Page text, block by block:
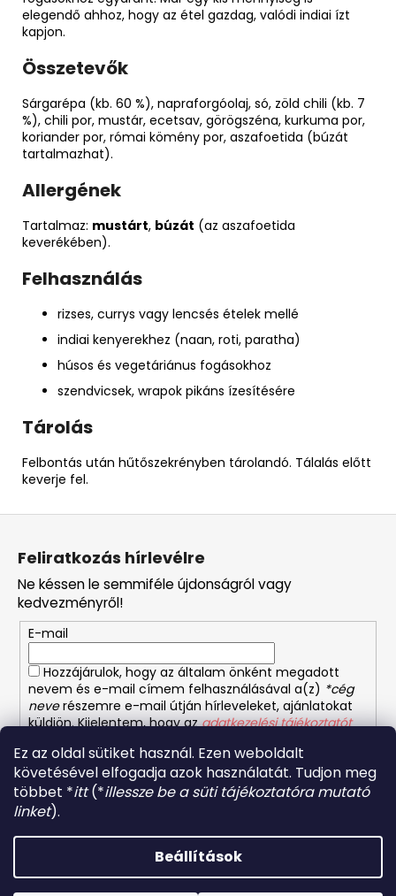
Ez az oldal sütiket használ. Ezen weboldalt
követésével elfogadja azok használatát. Tudjon meg
többet *itt(*illessze be a süti tájékoztatóra mutató
linket).
Beállítások
Forró napokon nem javasoljuk a csomagautomatákba
elegendő ahhoz, hogy az étel gazdag, valódi indiai ízt
kapjon.
Összetevők
Sárgarépa (kb. 60 %), napraforgóolaj, só, zöld chili (kb. 7
%), chili por, mustár, ecetsav, görögszéna, kurkuma por,
koriander por, római kömény por, aszafoetida (búzát
tartalmazhat).
Allergének
Tartalmaz: mustárt, búzát (az aszafoetida
keverékében).
Felhasználás
rizses, currys vagy lencsés ételek mellé
indiai kenyerekhez (naan, roti, paratha)
húsos és vegetáriánus fogásokhoz
szendvicsek, wrapok pikáns ízesítésére
Tárolás
Felbontás után hűtőszekrényben tárolandó. Tálalás előtt
keverje fel.
L
Feliratkozás hírlevélre
Ne késsen le semmiféle újdonságról vagy
kedvezményről!
E-mail
Hozzájárulok, hogy az általam önként megadott
nevem és e-mail címem felhasználásával a(z) *cég
neverészemre e-mail útján hírleveleket, ajánlatokat
küldjön. Kijelentem, hogy azadatkezelési tájékoztatót
bármikor visszavonhatom.
FELIRATKOZÁS